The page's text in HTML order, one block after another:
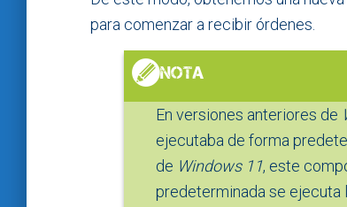
para comenzar a recibir órdenes.
En versiones anteriores de
ejecutaba de forma
de Windows 11, este
predeterminada se ejecuta